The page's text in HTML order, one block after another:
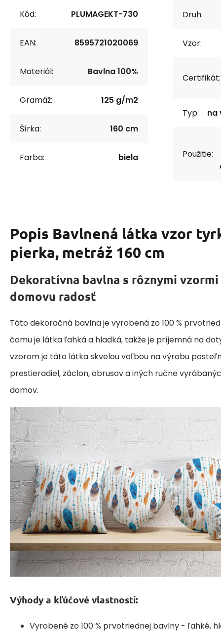
Kód: PLUMAGEKT-730
EAN: 8595721020069
Materiál: Bavlna 100%
Gramáž: 125 g/m2
Šírka: 160 cm
Farba: biela
Druh:
Vzor:
Certifikát:
Typ: na
Použitie:
Popis Bavlnená látka vzor
pierka, metráž 160 cm
Dekoratívna bavlna s rôznymi vzormi
domovu radosť
Táto dekoračná bavlna je vyrobená zo 100 %
čomu je látka ľahká a hladká, takže je príjemná na
vzorom je táto látka skvelou voľbou na výrobu
prestieradiel, záclon, obrusov a iných ručne
domov.
Výhody a kľúčové vlastnosti:
Vyrobené zo 100 % prvotriednej bavlny - ľahké,